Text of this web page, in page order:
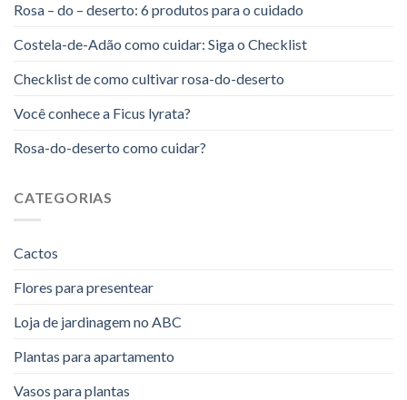
Rosa – do – deserto: 6 produtos para o cuidado
Costela-de-Adão como cuidar: Siga o Checklist
Checklist de como cultivar rosa-do-deserto
Você conhece a Ficus lyrata?
Rosa-do-deserto como cuidar?
CATEGORIAS
Cactos
Flores para presentear
Loja de jardinagem no ABC
Plantas para apartamento
Vasos para plantas